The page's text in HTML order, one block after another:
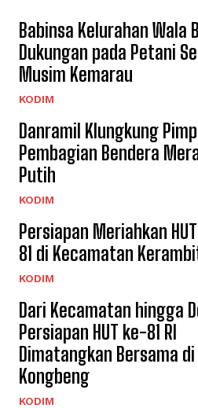
Babinsa Kelurahan Wala
Dukungan pada Petani
Musim Kemarau
KODIM
Danramil Klungkung
Pembagian Bendera
Putih
KODIM
Persiapan Meriahkan
81 di Kecamatan
KODIM
Dari Kecamatan hingga
Persiapan HUT ke-81 RI
Dimatangkan Bersama di
Kongbeng
KODIM